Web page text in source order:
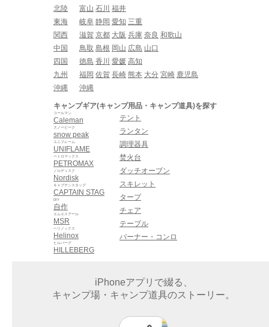
北陸
富山 石川 福井
東海
岐阜 静岡 愛知 三重
関西
滋賀 京都 大阪 兵庫 奈良 和歌山
中国
鳥取 島根 岡山 広島 山口
四国
徳島 香川 愛媛 高知
九州
福岡 佐賀 長崎 熊本 大分 宮崎 鹿児島
沖縄
沖縄
キャンプギア(キャンプ用品・キャンプ道具)を探す
Caleman
コールマン
snow peak
スノーピーク
UNIFLAME
ユニフレーム
PETROMAX
ペトロマックス
Nordisk
ノルディスク
CAPTAIN STAG
キャプテンスタッグ
自作
DIY
MSR
エムエスアール
Helinox
ヘリノックス
HILLEBERG
ヒルバーグ
テント
ランタン
調理器具
焚火台
ダッチオーブン
スキレット
タープ
チェア
テーブル
バーナー・コンロ
iPhoneアプリで綴る、
キャンプ場・キャンプ道具のストーリー。